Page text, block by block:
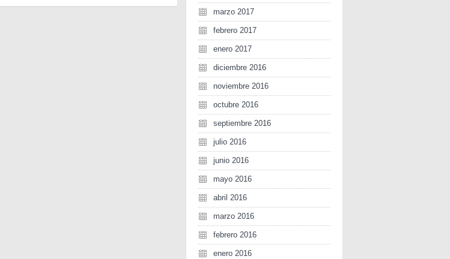
marzo 2017
febrero 2017
enero 2017
diciembre 2016
noviembre 2016
octubre 2016
septiembre 2016
julio 2016
junio 2016
mayo 2016
abril 2016
marzo 2016
febrero 2016
enero 2016